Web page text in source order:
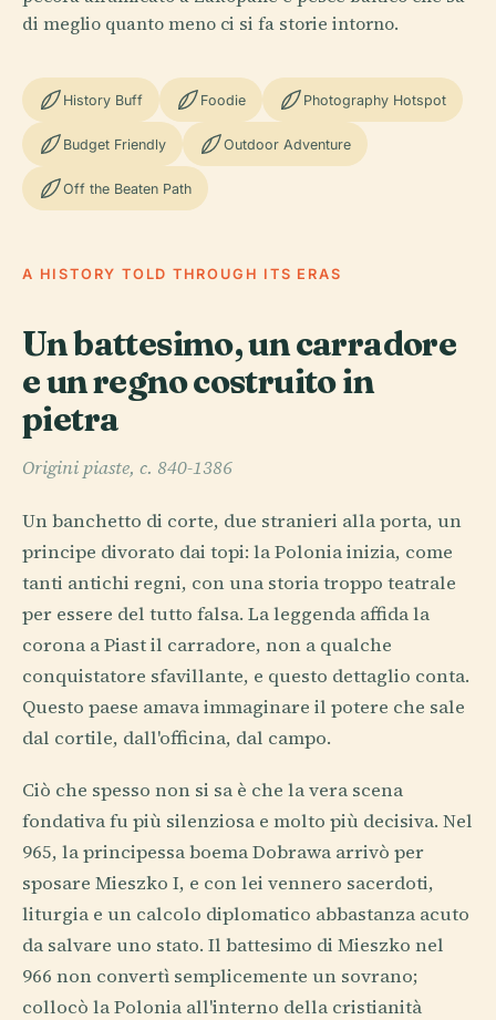
di meglio quanto meno ci si fa storie intorno.
History Buff Foodie Photography Hotspot
Budget Friendly Outdoor Adventure
Off the Beaten Path
A HISTORY TOLD THROUGH ITS ERAS
Un battesimo, un carradore
e un regno costruito in
pietra
Origini piaste, c. 840-1386
Un banchetto di corte, due stranieri alla porta, un
principe divorato dai topi: la Polonia inizia, come
tanti antichi regni, con una storia troppo teatrale
per essere del tutto falsa. La leggenda affida la
corona a Piast il carradore, non a qualche
conquistatore sfavillante, e questo dettaglio conta.
Questo paese amava immaginare il potere che sale
dal cortile, dall'officina, dal campo.
Ciò che spesso non si sa è che la vera scena
fondativa fu più silenziosa e molto più decisiva. Nel
965, la principessa boema Dobrawa arrivò per
sposare Mieszko I, e con lei vennero sacerdoti,
liturgia e un calcolo diplomatico abbastanza acuto
da salvare uno stato. Il battesimo di Mieszko nel
966 non convertì semplicemente un sovrano;
collocò la Polonia all'interno della cristianità